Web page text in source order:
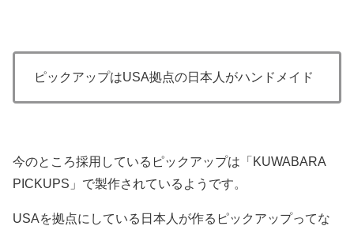
ピックアップはUSA拠点の日本人がハンドメイド
今のところ採用しているピックアップは「KUWABARA
PICKUPS」で製作されているようです。
USAを拠点にしている日本人が作るピックアップってな